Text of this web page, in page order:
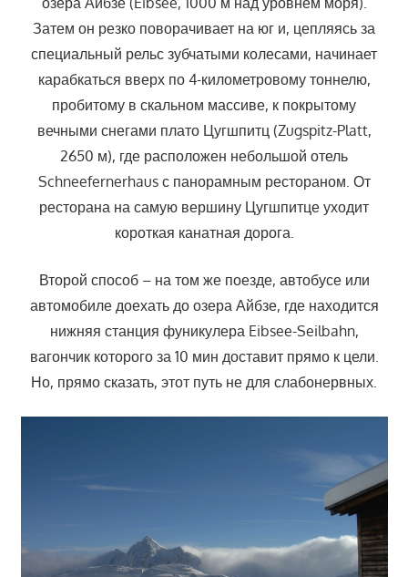
Затем он резко поворачивает на юг и, цепляясь за
специальный рельс зубчатыми колесами, начинает
карабкаться вверх по 4-километровому тоннелю,
пробитому в скальном массиве, к покрытому
вечными снегами плато Цугшпитц (Zugspitz-Platt,
2650 м), где расположен небольшой отель
Schneefernerhaus с панорамным рестораном. От
ресторана на самую вершину Цугшпитце уходит
короткая канатная дорога.
Второй способ – на том же поезде, автобусе или
автомобиле доехать до озера Айбзе, где находится
нижняя станция фуникулера Eibsee-Seilbahn,
вагончик которого за 10 мин доставит прямо к цели.
Но, прямо сказать, этот путь не для слабонервных.